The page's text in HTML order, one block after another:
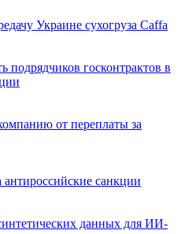
Украине сухогруза Caffa
госконтрактов в
от переплаты за
санкции
данных для ИИ-